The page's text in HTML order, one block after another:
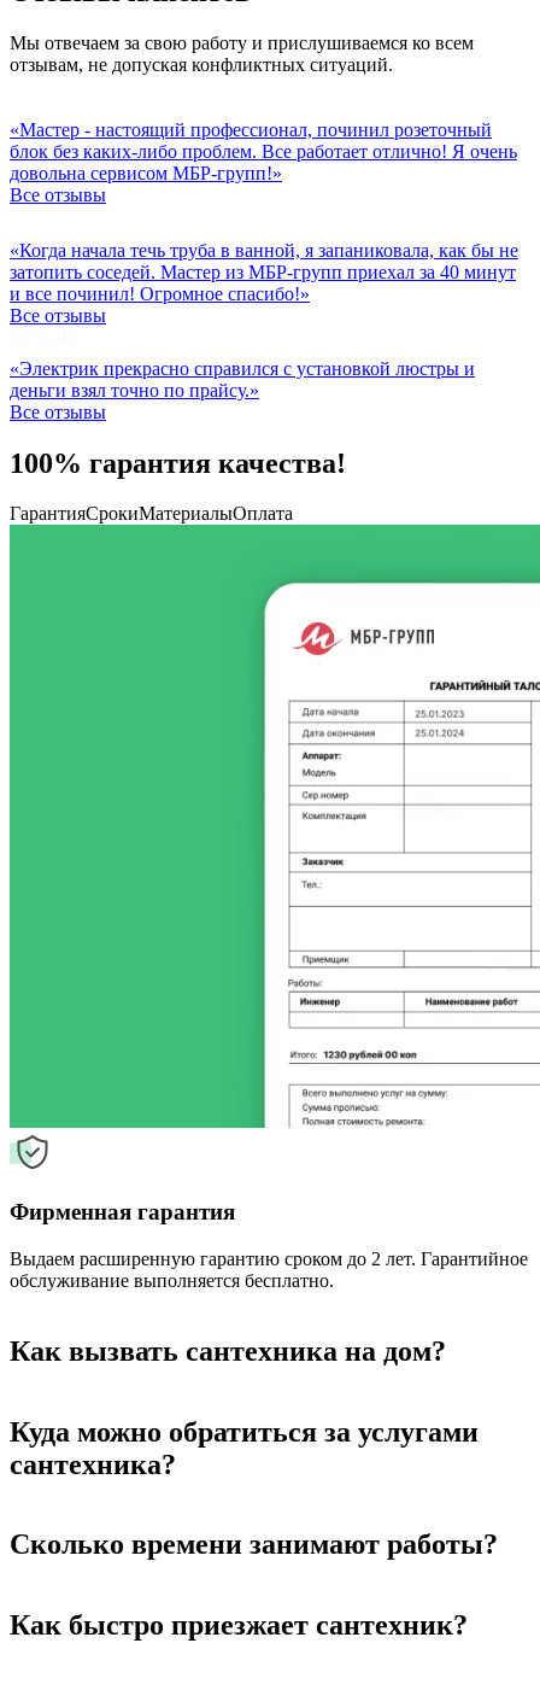
Мы отвечаем за свою работу и прислушиваемся ко всем
отзывам, не допуская конфликтных ситуаций.
«Мастер - настоящий профессионал, починил розеточный
блок без каких-либо проблем. Все работает отлично! Я очень
довольна сервисом МБР-групп!»
Все отзывы
«Когда начала течь труба в ванной, я запаниковала, как бы не
затопить соседей. Мастер из МБР-групп приехал за 40 минут
и все починил! Огромное спасибо!»
Все отзывы
«Электрик прекрасно справился с установкой люстры и
деньги взял точно по прайсу.»
Все отзывы
100% гарантия качества!
ГарантияСрокиМатериалыОплата
Фирменная гарантия
Выдаем расширенную гарантию сроком до 2 лет. Гарантийное
обслуживание выполняется бесплатно.
Как вызвать сантехника на дом?
Куда можно обратиться за услугами
сантехника?
Сколько времени занимают работы?
Как быстро приезжает сантехник?